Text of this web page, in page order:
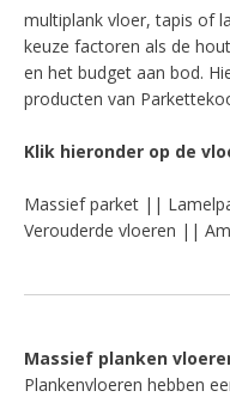
multiplank vloer, tapis of
keuze factoren als de
en het budget aan bod.
producten van
Klik hieronder op de
Massief parket ||
Verouderde vloeren ||
Massief planken
Plankenvloeren hebben